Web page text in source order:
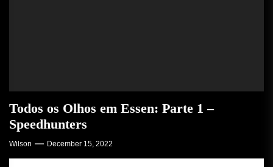
Todos os Olhos em Essen: Parte 1 –
Speedhunters
Wilson December 15, 2022